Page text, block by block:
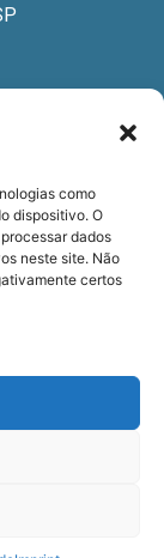
como
dispositivo. O
dados
neste site. Não
certos